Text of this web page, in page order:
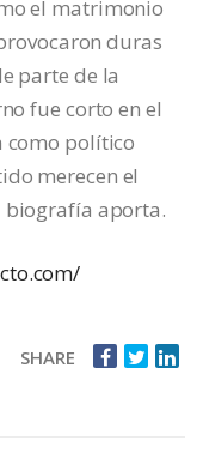
el matrimonio
duras
parte de la
fue corto en el
político
merecen el
biografía aporta.
SHARE